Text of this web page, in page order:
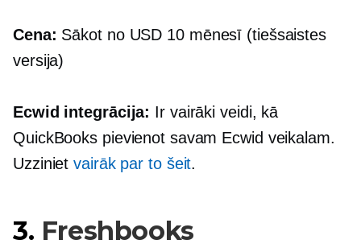
Cena: Sākot no USD 10 mēnesī (tiešsaistes
versija)
Ecwid integrācija: Ir vairāki veidi, kā
QuickBooks pievienot savam Ecwid veikalam.
Uzzinietvairāk par to šeit.
3. Freshbooks